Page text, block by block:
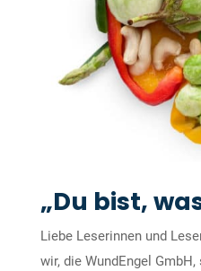
„Du bist,
Liebe Leserinnen und
wir, die WundEngel